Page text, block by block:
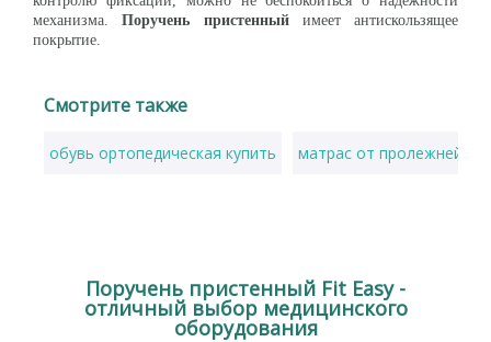
механизма.Поручень пристенный имеет антискользящее
покрытие.
Смотрите также
обувь ортопедическая купить матрас от пролежней
Поручень пристенный Fit Easy -
отличный выбор медицинского
оборудования